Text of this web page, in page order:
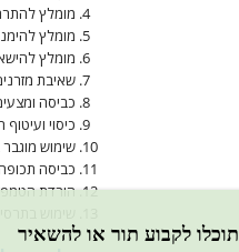
מומלץ
מומלץ
מומלץ
שאיבת
כביסה
כיסוי
שימוש
כביסה תכופה של
הורדת
שימוש
תוכלו לקבוע תור או להשאיר